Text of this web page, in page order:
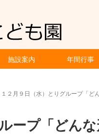
施設案内 年間行事
２月９日（水）とりグループ「ど
ープ「どん